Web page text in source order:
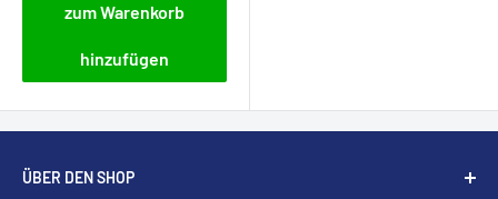
zum Warenkorb
hinzufügen
ÜBER DEN SHOP